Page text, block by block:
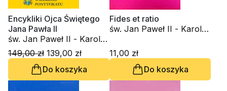
Encykliki Ojca Świętego
Jana Pawła II
św. Jan Paweł II - Karol
Wojtyła
149,00 zł 139,00 zł
Do koszyka
Fides et ratio
św. Jan Paweł II - Karol
11,00 zł
Do koszyka